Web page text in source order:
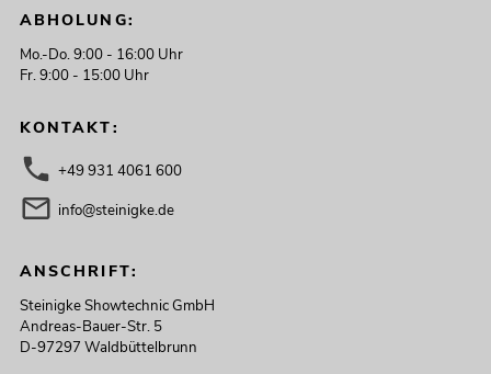
ABHOLUNG:
Mo.-Do. 9:00 - 16:00 Uhr
Fr. 9:00 - 15:00 Uhr
KONTAKT:
+49 931 4061 600
info@steinigke.de
ANSCHRIFT:
Steinigke Showtechnic GmbH
Andreas-Bauer-Str. 5
D-97297 Waldbüttelbrunn